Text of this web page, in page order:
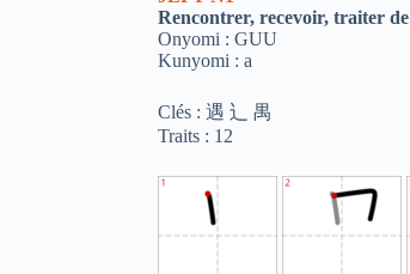
Rencontrer, recevoir, traiter de
Onyomi : GUU
Kunyomi : a
Clés : 遇 ⻌ 禺
Traits : 12